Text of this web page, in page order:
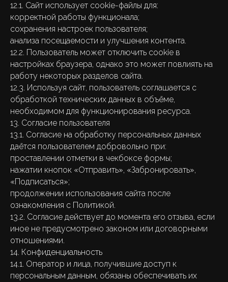
12.1. Сайт использует cookie-файлы для:
корректной работы функционала;
сохранения настроек пользователя;
анализа посещаемости и улучшения контента.
12.2. Пользователь может отключить cookie в
настройках браузера, однако это может повлиять на
работу некоторых разделов сайта.
12.3. Используя сайт, пользователь соглашается с
обработкой технических данных в объёме,
необходимом для функционирования ресурса.
13. Согласие пользователя
13.1. Согласие на обработку персональных данных
даётся пользователем добровольно при:
проставлении отметки в чекбоксе формы;
нажатии кнопок «Отправить», «Забронировать»,
«Подписаться»;
продолжении использования сайта после
ознакомления с Политикой.
13.2. Согласие действует до момента его отзыва, если
иное не предусмотрено законом или договорными
отношениями.
14. Конфиденциальность
14.1. Оператор и лица, получившие доступ к
персональным данным, обязаны обеспечивать их